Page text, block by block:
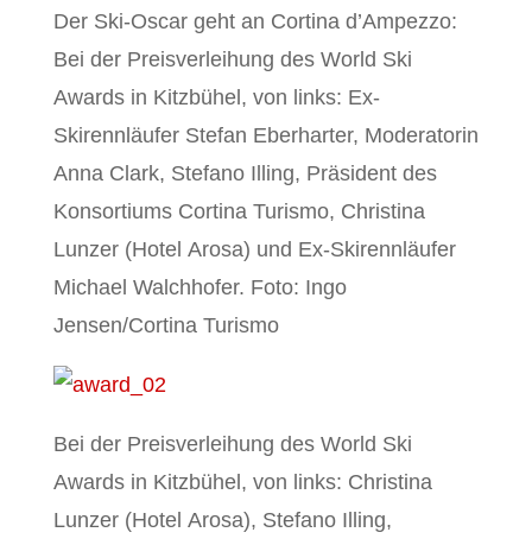
Der Ski-Oscar geht an Cortina d’Ampezzo:
Bei der Preisverleihung des World Ski
Awards in Kitzbühel, von links: Ex-
Skirennläufer Stefan Eberharter, Moderatorin
Anna Clark, Stefano Illing, Präsident des
Konsortiums Cortina Turismo, Christina
Lunzer (Hotel Arosa) und Ex-Skirennläufer
Michael Walchhofer. Foto: Ingo
Jensen/Cortina Turismo
Bei der Preisverleihung des World Ski
Awards in Kitzbühel, von links: Christina
Lunzer (Hotel Arosa), Stefano Illing,